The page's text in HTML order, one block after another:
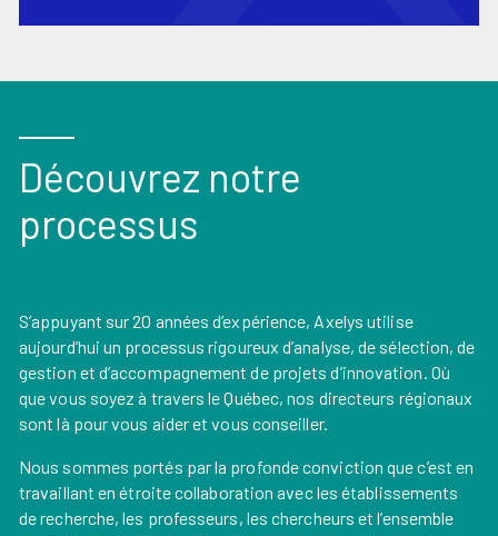
Découvrez notre
processus
S’appuyant sur 20 années d’expérience, Axelys utilise
aujourd’hui un processus rigoureux d’analyse, de sélection, de
gestion et d’accompagnement de projets d’innovation. Où
que vous soyez à travers le Québec, nos directeurs régionaux
sont là pour vous aider et vous conseiller.
Nous sommes portés par la profonde conviction que c’est en
travaillant en étroite collaboration avec les établissements
de recherche, les professeurs, les chercheurs et l’ensemble